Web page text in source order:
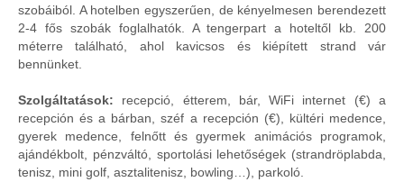
szobáiból. A hotelben egyszerűen, de kényelmesen berendezett
2-4 fős szobák foglalhatók. A tengerpart a hoteltől kb. 200
méterre található, ahol kavicsos és kiépített strand vár
bennünket.
Szolgáltatások: recepció, étterem, bár, WiFi internet (€) a
recepción és a bárban, széf a recepción (€), kültéri medence,
gyerek medence, felnőtt és gyermek animációs programok,
ajándékbolt, pénzváltó, sportolási lehetőségek (strandröplabda,
tenisz, mini golf, asztalitenisz, bowling…), parkoló.